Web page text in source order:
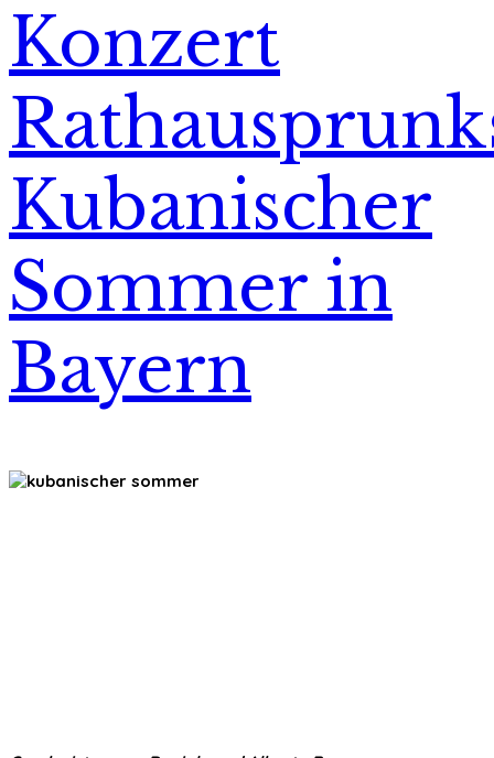
Konzert
Kubanischer
Sommer in
Bayern